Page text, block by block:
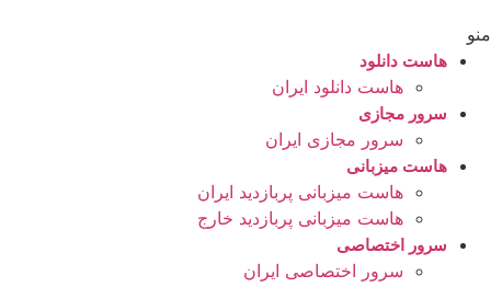
منو
هاست دانلود
هاست دانلود ایران
سرور مجازی
سرور مجازی ایران
هاست میزبانی
هاست میزبانی پربازدید ایران
هاست میزبانی پربازدید خارج
سرور اختصاصی
سرور اختصاصی ایران